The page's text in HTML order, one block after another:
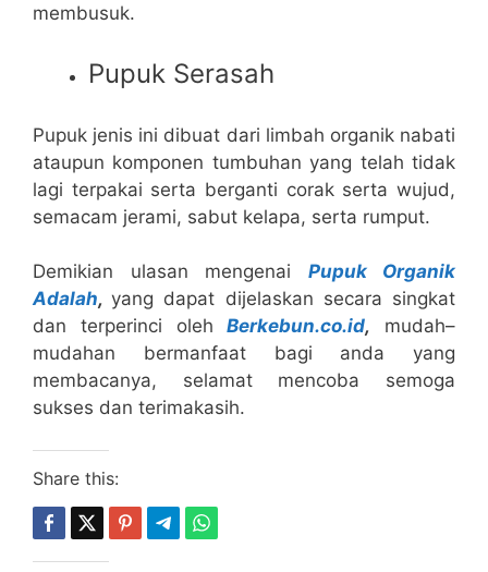
membusuk.
Pupuk Serasah
Pupuk jenis ini dibuat dari limbah organik nabati
ataupun komponen tumbuhan yang telah tidak
lagi terpakai serta berganti corak serta wujud,
semacam jerami, sabut kelapa, serta rumput.
Demikian ulasan mengenai Pupuk Organik
Adalah,yang dapat dijelaskan secara singkat
dan terperinci olehBerkebun.co.id, mudah–
mudahan bermanfaat bagi anda yang
membacanya, selamat mencoba semoga
sukses dan terimakasih.
Share this: